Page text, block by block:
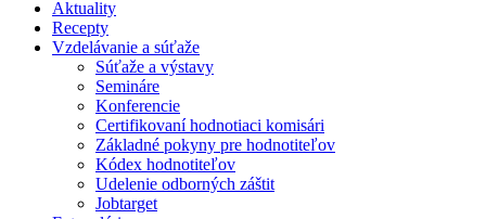
Aktuality
Recepty
Vzdelávanie a súťaže
Súťaže a výstavy
Semináre
Konferencie
Certifikovaní hodnotiaci komisári
Základné pokyny pre hodnotiteľov
Kódex hodnotiteľov
Udelenie odborných záštit
Jobtarget